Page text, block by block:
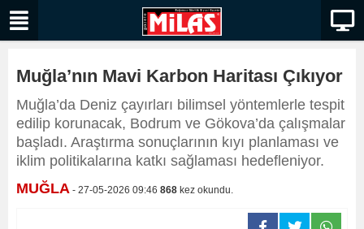
Muğla’nın Mavi Karbon Haritası Çıkıyor
Muğla’da Deniz çayırları bilimsel yöntemlerle tespit
edilip korunacak, Bodrum ve Gökova’da çalışmalar
başladı. Araştırma sonuçlarının kıyı planlaması ve
iklim politikalarına katkı sağlaması hedefleniyor.
MUĞLA - 27-05-2026 09:46 868 kez okundu.